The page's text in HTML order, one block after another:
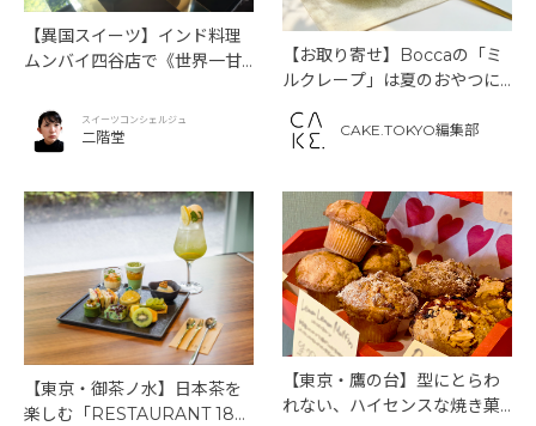
【異国スイーツ】インド料理
ムンバイ四谷店で《世界一甘
ー》を味わうスイーツコンシェルジュ
二階堂
【お取り寄せ】Boccaの「ミ
ルクレープ」は夏のおやつに
CAKE.TOKYO編集部
【東京・御茶ノ水】日本茶を
楽しむ「RESTAURANT 189
【東京・鷹の台】型にとらわ
れない、ハイセンスな焼き菓